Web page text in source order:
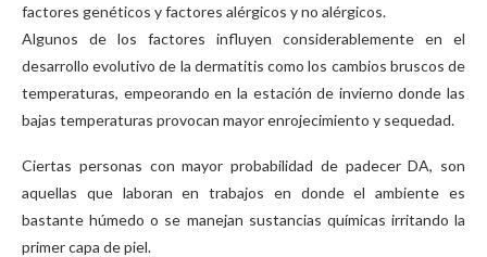
factores genéticos y factores alérgicos y no alérgicos.
Algunos de los factores influyen considerablemente en el
desarrollo evolutivo de la dermatitis como los cambios bruscos de
temperaturas, empeorando en la estación de invierno donde las
bajas temperaturas provocan mayor enrojecimiento y sequedad.
Ciertas personas con mayor probabilidad de padecer DA, son
aquellas que laboran en trabajos en donde el ambiente es
bastante húmedo o se manejan sustancias químicas irritando la
primer capa de piel.